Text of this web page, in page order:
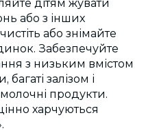
дітям жувати
або з інших
або знімайте
Забезпечуйте
з низьким вмістом
залізом і
продукти.
харчуються